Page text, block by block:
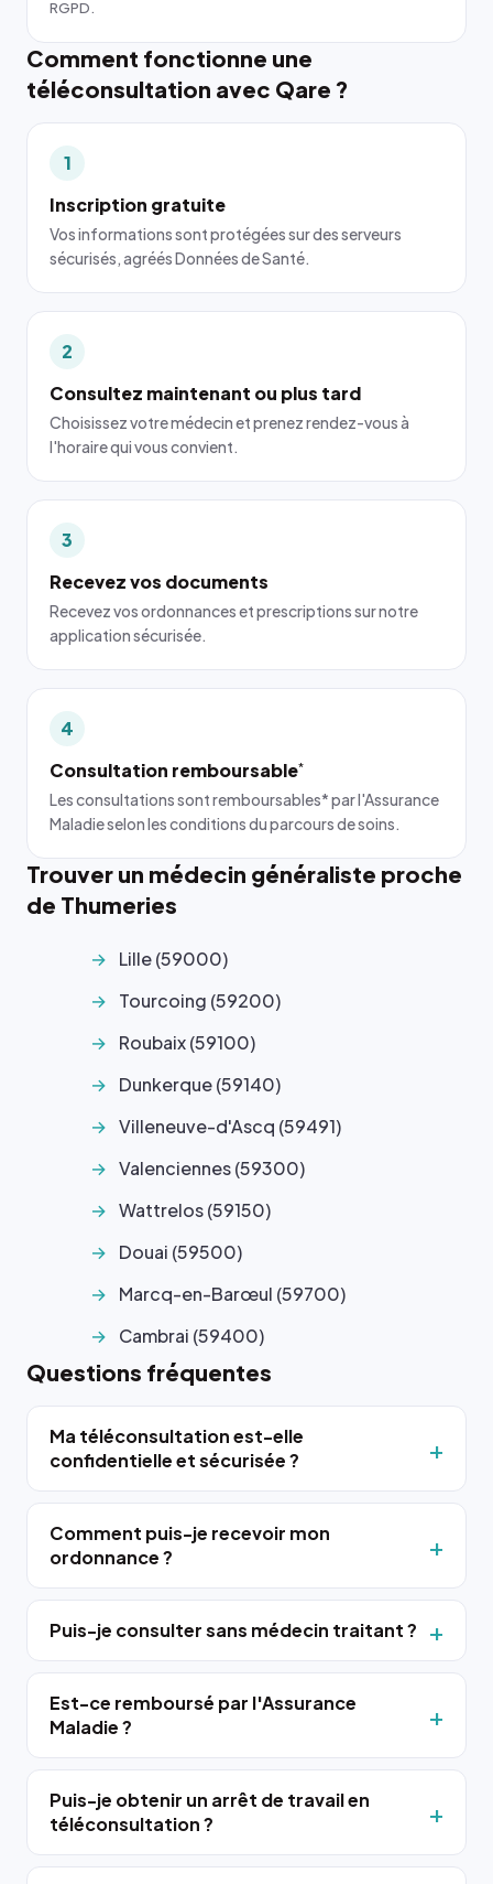
RGPD.
Comment fonctionne une
téléconsultation avec Qare ?
1
Inscription gratuite
Vos informations sont protégées sur des serveurs
sécurisés, agréés Données de Santé.
2
Consultez maintenant ou plus tard
Choisissez votre médecin et prenez rendez-vous à
l'horaire qui vous convient.
3
Recevez vos documents
Recevez vos ordonnances et prescriptions sur notre
application sécurisée.
4
Consultation remboursable*
Les consultations sont remboursables* par l'Assurance
Maladie selon les conditions du parcours de soins.
Trouver un médecin généraliste proche
de Thumeries
Lille (59000)
Tourcoing (59200)
Roubaix (59100)
Dunkerque (59140)
Villeneuve-d'Ascq (59491)
Valenciennes (59300)
Wattrelos (59150)
Douai (59500)
Marcq-en-Barœul (59700)
Cambrai (59400)
Questions fréquentes
Ma téléconsultation est-elle
confidentielle et sécurisée ?
Comment puis-je recevoir mon
ordonnance ?
Puis-je consulter sans médecin traitant ?
Est-ce remboursé par l'Assurance
Maladie ?
Puis-je obtenir un arrêt de travail en
téléconsultation ?